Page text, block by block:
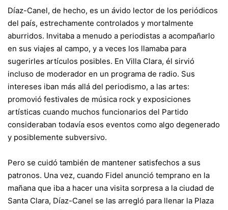
Díaz-Canel, de hecho, es un ávido lector de los periódicos
del país, estrechamente controlados y mortalmente
aburridos. Invitaba a menudo a periodistas a acompañarlo
en sus viajes al campo, y a veces los llamaba para
sugerirles artículos posibles. En Villa Clara, él sirvió
incluso de moderador en un programa de radio. Sus
intereses iban más allá del periodismo, a las artes:
promovió festivales de música rock y exposiciones
artísticas cuando muchos funcionarios del Partido
consideraban todavía esos eventos como algo degenerado
y posiblemente subversivo.
Pero se cuidó también de mantener satisfechos a sus
patronos. Una vez, cuando Fidel anunció temprano en la
mañana que iba a hacer una visita sorpresa a la ciudad de
Santa Clara, Díaz-Canel se las arregló para llenar la Plaza